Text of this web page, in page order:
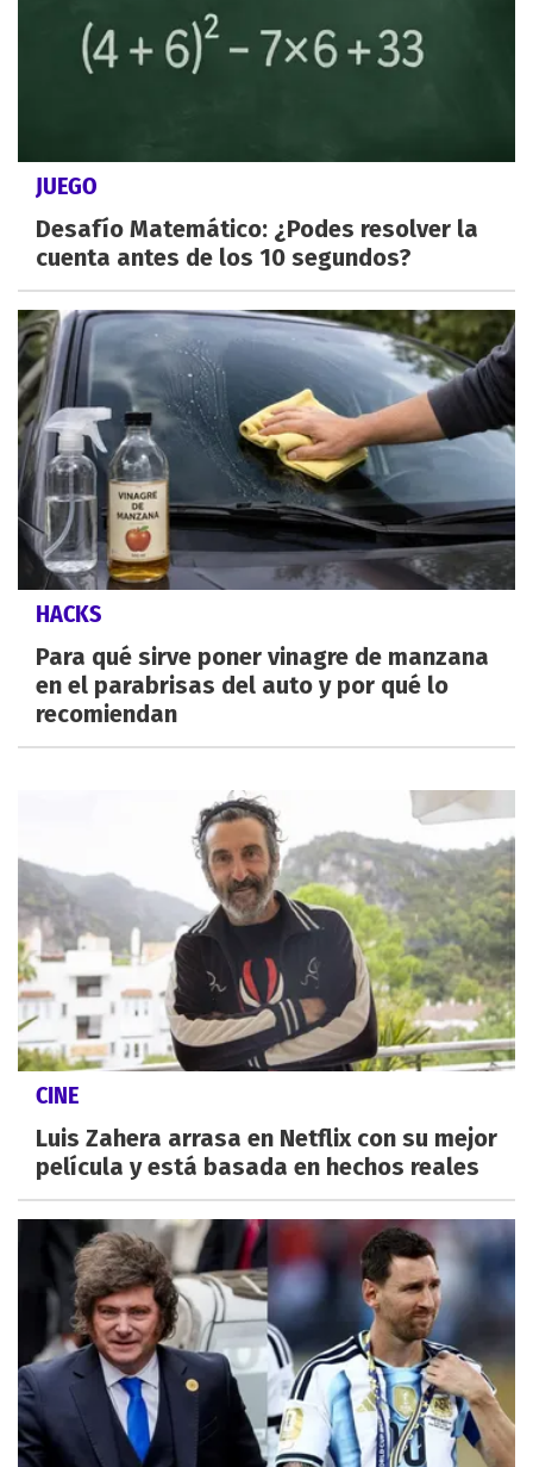
JUEGO
Desafío Matemático: ¿Podes resolver la
cuenta antes de los 10 segundos?
HACKS
Para qué sirve poner vinagre de manzana
en el parabrisas del auto y por qué lo
recomiendan
CINE
Luis Zahera arrasa en Netflix con su mejor
película y está basada en hechos reales